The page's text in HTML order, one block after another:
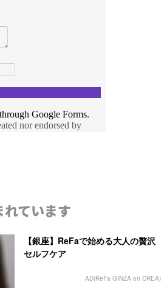
ています
【銀座】ReFaで始める大人の贅沢
セルフケア
AD(ReFa GINZA on CREA)